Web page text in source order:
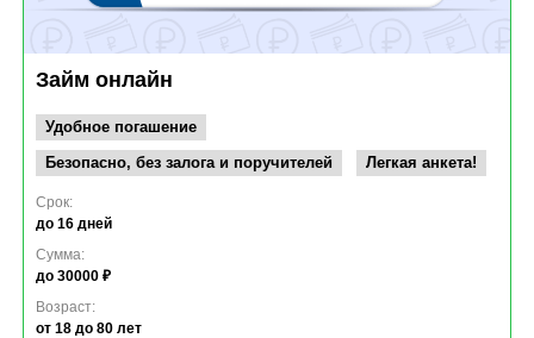
Займ онлайн
Удобное погашение
Безопасно, без залога и поручителей
Легкая анкета!
Срок:
до 16 дней
Сумма:
до 30000 ₽
Возраст:
от 18 до 80 лет